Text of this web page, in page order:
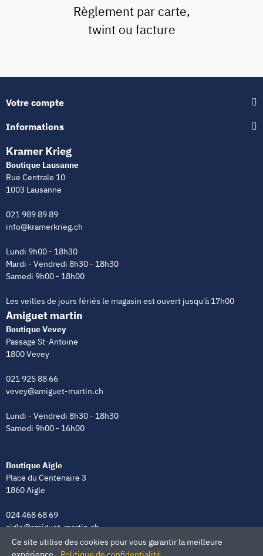
Règlement par carte,
twint ou facture
Votre compte
Informations
Kramer Krieg
Boutique Lausanne
Rue Centrale 10
1003 Lausanne
021 989 89 89
info@kramerkrieg.ch
Lundi 9h00 - 18h30
Mardi - Vendredi 8h30 - 18h30
Samedi 9h00 - 18h00
Les veilles de jours fériés le magasin est ouvert jusqu'à 17h00
Amiguet martin
Boutique Vevey
Passage St-Antoine
1800 Vevey
021 925 88 66
vevey@amiguet-martin.ch
Lundi - Vendredi 8h30 - 18h30
Samedi 9h00 - 16h00
Boutique Aigle
Place du Centenaire 3
1860 Aigle
024 468 68 69
aigle@amiguet-martin.ch
Lundi - Vendredi 8h00 - 12h00 | 13h30 - 18h30
Ce site utilise des cookies pour vous garantir la meilleure